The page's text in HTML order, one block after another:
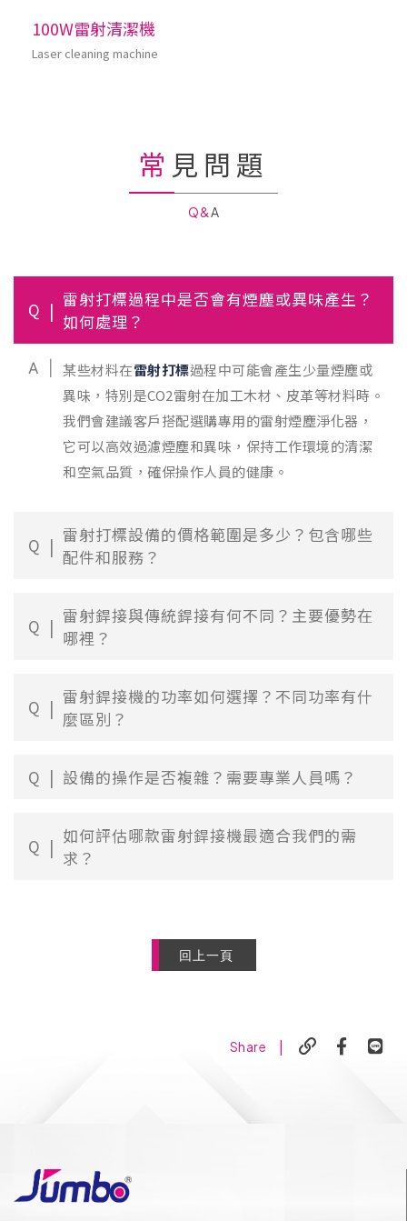
100W雷射清潔機
Laser cleaning machine
常見問題
Q&A
Q
雷射打標過程中是否會有煙塵或異味產生？
如何處理？
A 某些材料在雷射打標過程中可能會產生少量煙塵或
異味，特別是CO2雷射在加工木材、皮革等材料時。
我們會建議客戶搭配選購專用的雷射煙塵淨化器，
它可以高效過濾煙塵和異味，保持工作環境的清潔
和空氣品質，確保操作人員的健康。
Q
雷射打標設備的價格範圍是多少？包含哪些
配件和服務？
Q
雷射銲接與傳統銲接有何不同？主要優勢在
哪裡？
Q
雷射銲接機的功率如何選擇？不同功率有什
麼區別？
Q 設備的操作是否複雜？需要專業人員嗎？
Q
如何評估哪款雷射銲接機最適合我們的需
求？
回上一頁
Share |